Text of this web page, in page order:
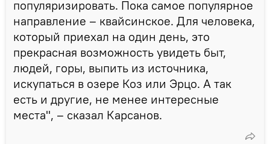
популяризировать. Пока самое популярное
направление – квайсинское. Для человека,
который приехал на один день, это
прекрасная возможность увидеть быт,
людей, горы, выпить из источника,
искупаться в озере Коз или Эрцо. А так
есть и другие, не менее интересные
места", – сказал Карсанов.